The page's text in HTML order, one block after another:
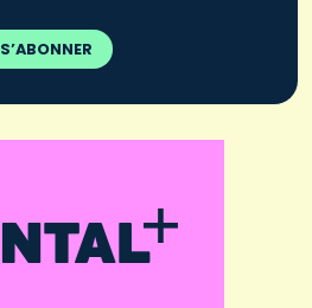
S’ABONNER